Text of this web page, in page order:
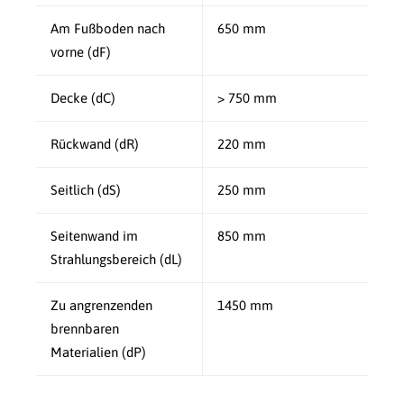
Am Fußboden nach
vorne (dF)
650 mm
Decke (dC) > 750 mm
Rückwand (dR) 220 mm
Seitlich (dS) 250 mm
Seitenwand im
Strahlungsbereich (dL)
850 mm
Zu angrenzenden
brennbaren
Materialien (dP)
1450 mm